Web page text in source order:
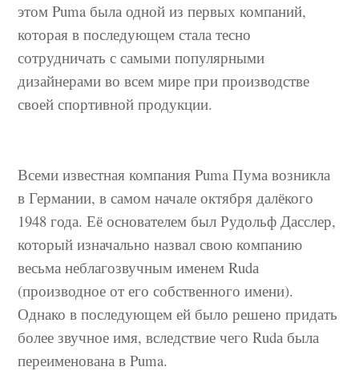
этом Puma была одной из первых компаний,
которая в последующем стала тесно
сотрудничать с самыми популярными
дизайнерами во всем мире при производстве
своей спортивной продукции.
Всеми известная компания Puma Пума возникла
в Германии, в самом начале октября далёкого
1948 года. Её основателем был Рудольф Дасслер,
который изначально назвал свою компанию
весьма неблагозвучным именем Rudа
(производное от его собственного имени).
Однако в последующем ей было решено придать
более звучное имя, вследствие чего Rudа была
переименована в Puma.